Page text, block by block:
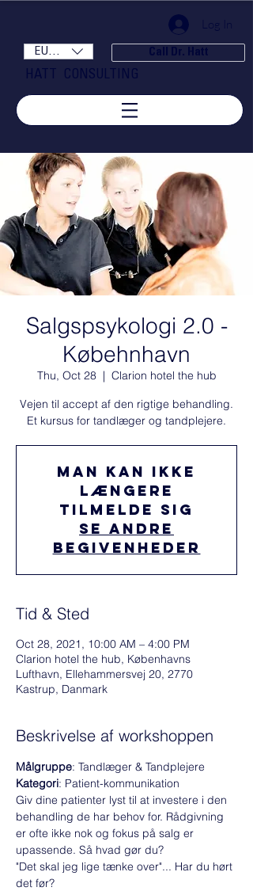
EUR (€)
Log In
Call Dr. Hatt
HATT CONSULTING
Salgspsykologi 2.0 -
Købehnhavn
Thu, Oct 28
  |
Clarion hotel the hub
Vejen til accept af den rigtige behandling.
Et kursus for tandlæger og tandplejere.
Man kan ikke
længere
tilmelde sig
Se andre
begivenheder
Tid & Sted
Oct 28, 2021, 10:00 AM – 4:00 PM
Clarion hotel the hub, Københavns
Lufthavn, Ellehammersvej 20, 2770
Kastrup, Danmark
Beskrivelse af workshoppen
Målgruppe: Tandlæger & Tandplejere
Kategori: Patient-kommunikation
Giv dine patienter lyst til at investere i den
behandling de har behov for. Rådgivning
er ofte ikke nok og fokus på salg er
upassende. Så hvad gør du?
"Det skal jeg lige tænke over"... Har du hørt
det før?